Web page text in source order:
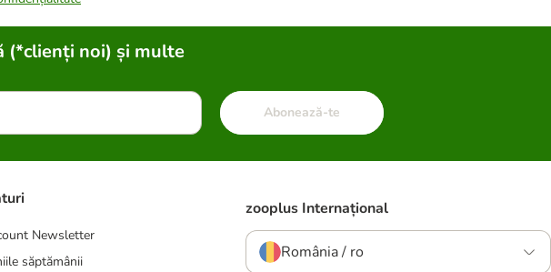
(*clienți noi) și multe
Abonează-te
Newsletter
săptămânii
zooplus Internațional
România / ro